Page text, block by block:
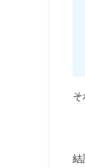
そ
結